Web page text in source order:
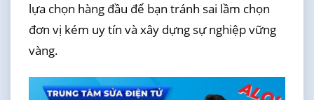
lựa chọn hàng đầu để bạn tránh sai lầm chọn
đơn vị kém uy tín và xây dựng sự nghiệp vững
vàng.